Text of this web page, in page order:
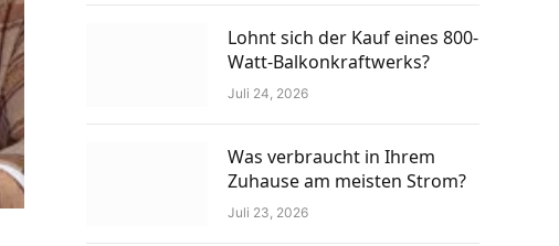
Lohnt sich der Kauf eines 800-
Watt-Balkonkraftwerks?
Juli 24, 2026
Was verbraucht in Ihrem
Zuhause am meisten Strom?
Juli 23, 2026